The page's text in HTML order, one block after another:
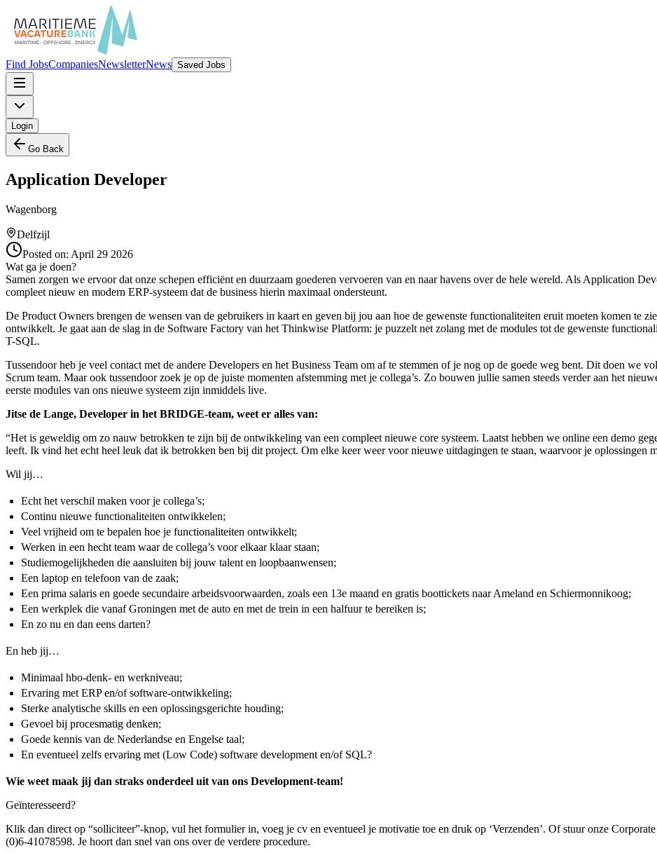
Find JobsCompaniesNewsletterNews Saved Jobs
Login
Go Back
Application Developer
Wagenborg
Delfzijl
Posted on: April 29 2026
Wat ga je doen?
Samen zorgen we ervoor dat onze schepen efficiënt en duurzaam goederen vervoeren van en naar havens over de hele wereld. Als Application
compleet nieuw en modern ERP-systeem dat de business hierin maximaal ondersteunt.
De Product Owners brengen de wensen van de gebruikers in kaart en geven bij jou aan hoe de gewenste functionaliteiten eruit moeten komen te
ontwikkelt. Je gaat aan de slag in de Software Factory van het Thinkwise Platform: je puzzelt net zolang met de modules tot de gewenste
T-SQL.
Tussendoor heb je veel contact met de andere Developers en het Business Team om af te stemmen of je nog op de goede weg bent. Dit doen we
Scrum team. Maar ook tussendoor zoek je op de juiste momenten afstemming met je collega’s. Zo bouwen jullie samen steeds verder aan het
eerste modules van ons nieuwe systeem zijn inmiddels live.
Jitse de Lange, Developer in het BRIDGE-team, weet er alles van:
“Het is geweldig om zo nauw betrokken te zijn bij de ontwikkeling van een compleet nieuwe core systeem. Laatst hebben we online een demo
leeft. Ik vind het echt heel leuk dat ik betrokken ben bij dit project. Om elke keer weer voor nieuwe uitdagingen te staan, waarvoor je oplossingen
Wil jij…
Echt het verschil maken voor je collega’s;
Continu nieuwe functionaliteiten ontwikkelen;
Veel vrijheid om te bepalen hoe je functionaliteiten ontwikkelt;
Werken in een hecht team waar de collega’s voor elkaar klaar staan;
Studiemogelijkheden die aansluiten bij jouw talent en loopbaanwensen;
Een laptop en telefoon van de zaak;
Een prima salaris en goede secundaire arbeidsvoorwaarden, zoals een 13e maand en gratis boottickets naar Ameland en Schiermonnikoog;
Een werkplek die vanaf Groningen met de auto en met de trein in een halfuur te bereiken is;
En zo nu en dan eens darten?
En heb jij…
Minimaal hbo-denk- en werkniveau;
Ervaring met ERP en/of software-ontwikkeling;
Sterke analytische skills en een oplossingsgerichte houding;
Gevoel bij procesmatig denken;
Goede kennis van de Nederlandse en Engelse taal;
En eventueel zelfs ervaring met (Low Code) software development en/of SQL?
Wie weet maak jij dan straks onderdeel uit van ons Development-team!
Geïnteresseerd?
Klik dan direct op “solliciteer”-knop, vul het formulier in, voeg je cv en eventueel je motivatie toe en druk op ‘Verzenden’. Of stuur onze
(0)6-41078598. Je hoort dan snel van ons over de verdere procedure.